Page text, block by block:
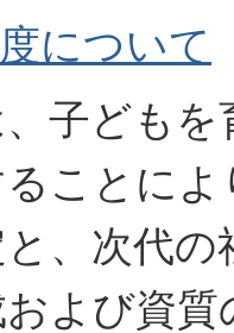
について
子ども
ことに
、次代
よび資